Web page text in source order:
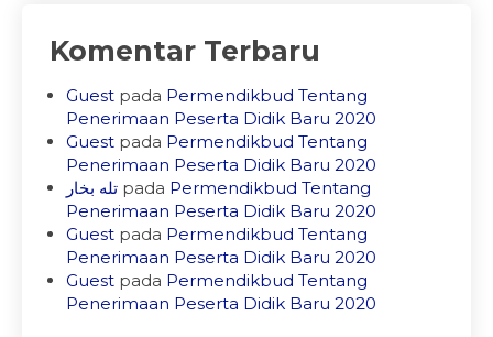
Komentar Terbaru
Guest pada Permendikbud Tentang
Penerimaan Peserta Didik Baru 2020
Guest pada Permendikbud Tentang
Penerimaan Peserta Didik Baru 2020
تله بخار pada Permendikbud Tentang
Penerimaan Peserta Didik Baru 2020
Guest pada Permendikbud Tentang
Penerimaan Peserta Didik Baru 2020
Guest pada Permendikbud Tentang
Penerimaan Peserta Didik Baru 2020